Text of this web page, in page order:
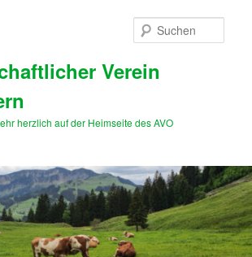
Verein
herzlich auf der Heimseite des AVO